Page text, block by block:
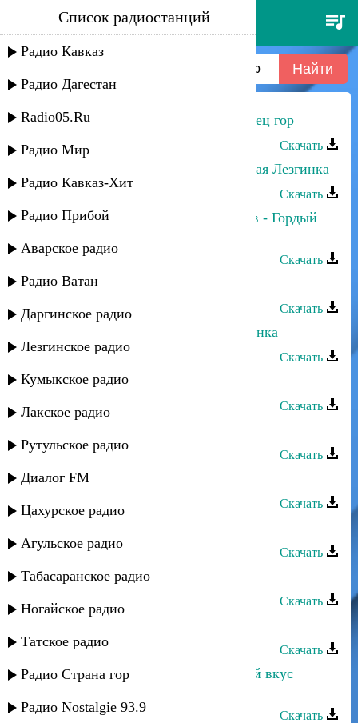
шах ислангириев - лезгинка -
танец гор
Список радиостанций
Радио Кавказ
Радио Дагестан
Radio05.Ru
Радио Мир
Радио Кавказ-Хит
Радио Прибой
Аварское радио
Радио Ватан
Даргинское радио
Лезгинское радио
Кумыкское радио
Лакское радио
Рутульское радио
Диалог FM
Цахурское радио
Агульское радио
Табасаранское радио
Ногайское радио
Татское радио
Радио Страна гор
Радио Nostalgie 93.9
Шах Ислангириев - Лезгинка - танец гор
Скачать
Цахурский годекан - Горно-Цахуская Лезгинка
Скачать
Алена Чабдарова, Заур Атласкиров - Гордый
Скачать
- Лезгинка-Горная
Скачать
Влад Разинский - Армянская лезгинка
Скачать
Къайи Булах - Горская
Скачать
Скачать
Рашид Сиражутдинов - Горянка
Скачать
Скачать
Акбар Агасиев - Лезгинка
Скачать
Скачать
Марина Алиева и Султан - Горький вкус
Скачать